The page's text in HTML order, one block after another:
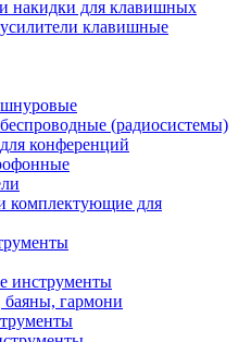
накидки для клавишных
клавишные
(радиосистемы)
конференций
комплектующие для
инструменты
гармони